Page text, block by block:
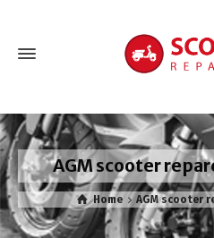
AGM scooter
Home AGM scooter